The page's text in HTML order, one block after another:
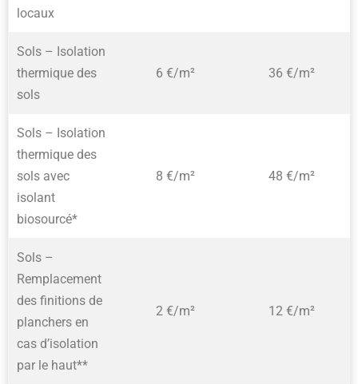
locaux
Sols – Isolation
thermique des
sols
6 €/m² 36 €/m²
Sols – Isolation
thermique des
sols avec
isolant
biosourcé*
8 €/m² 48 €/m²
Sols –
Remplacement
des finitions de
planchers en
cas d’isolation
par le haut**
2 €/m² 12 €/m²